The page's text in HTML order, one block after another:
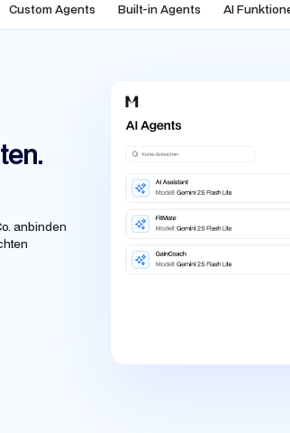
Custom Agents Built-in Agents AI
anbinden